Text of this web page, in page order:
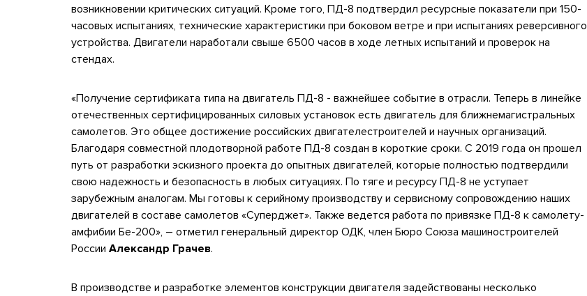
возникновении критических ситуаций. Кроме того, ПД-8 подтвердил ресурсные показатели при 150-
часовых испытаниях, технические характеристики при боковом ветре и при испытаниях реверсивного
устройства. Двигатели наработали свыше 6500 часов в ходе летных испытаний и проверок на
стендах.
«Получение сертификата типа на двигатель ПД-8 - важнейшее событие в отрасли. Теперь в линейке
отечественных сертифицированных силовых установок есть двигатель для ближнемагистральных
самолетов. Это общее достижение российских двигателестроителей и научных организаций.
Благодаря совместной плодотворной работе ПД-8 создан в короткие сроки. С 2019 года он прошел
путь от разработки эскизного проекта до опытных двигателей, которые полностью подтвердили
свою надежность и безопасность в любых ситуациях. По тяге и ресурсу ПД-8 не уступает
зарубежным аналогам. Мы готовы к серийному производству и сервисному сопровождению наших
двигателей в составе самолетов «Суперджет». Также ведется работа по привязке ПД-8 к самолету-
амфибии Бе-200», – отметил генеральный директор ОДК, член Бюро Союза машиностроителей
России Александр Грачев.
В производстве и разработке элементов конструкции двигателя задействованы несколько